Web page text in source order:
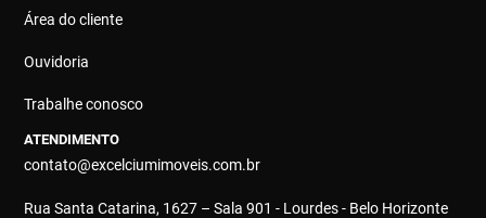
Área do cliente
Ouvidoria
Trabalhe conosco
ATENDIMENTO
contato@excelciumimoveis.com.br
Rua Santa Catarina, 1627 – Sala 901 - Lourdes - Belo Horizonte